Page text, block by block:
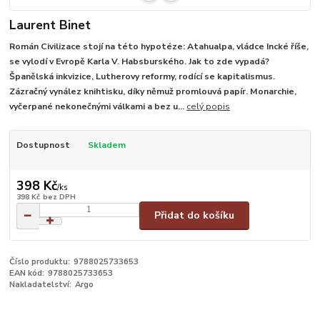
Laurent Binet
Román Civilizace stojí na této hypotéze: Atahualpa, vládce Incké říše,
se vylodí v Evropě Karla V. Habsburského. Jak to zde vypadá?
Španělská inkvizice, Lutherovy reformy, rodící se kapitalismus.
Zázračný vynález knihtisku, díky němuž promlouvá papír. Monarchie,
vyčerpané nekonečnými válkami a bez u... celý popis
Dostupnost Skladem
398 Kč/ks
398 Kč bez DPH
Přidat do košíku
Číslo produktu: 9788025733653
EAN kód: 9788025733653
Nakladatelství: Argo